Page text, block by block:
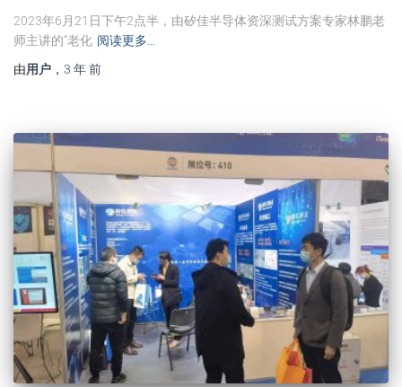
2023年6月21日下午2点半，由矽佳半导体资深测试方案专家林鹏老
师主讲的“老化 阅读更多…
由用户 ， 3 年前